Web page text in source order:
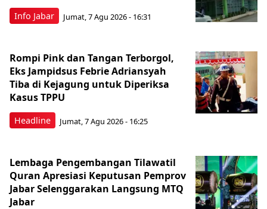
Info Jabar Jumat, 7 Agu 2026 - 16:31
Headline
Rompi Pink dan Tangan Terborgol,
Eks Jampidsus Febrie Adriansyah
Tiba di Kejagung untuk Diperiksa
Kasus TPPU
Jumat, 7 Agu 2026 - 16:25
Lembaga Pengembangan Tilawatil
Quran Apresiasi Keputusan Pemprov
Jabar Selenggarakan Langsung MTQ
Jabar